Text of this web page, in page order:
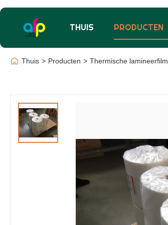
THUIS PRODUCTEN
Thuis > Producten > Thermische lamineerfilm